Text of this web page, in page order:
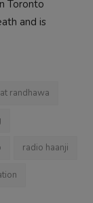
Toronto
and is
randhawa
radio haanji